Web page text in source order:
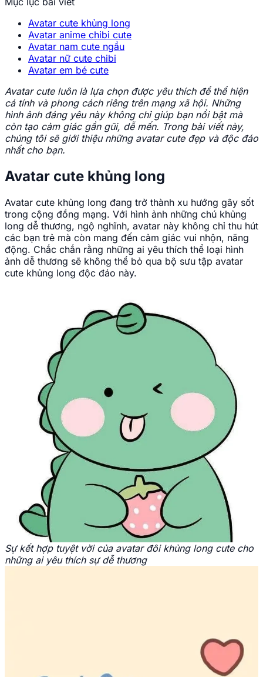
Avatar cute khủng long
Avatar anime chibi cute
Avatar nam cute ngầu
Avatar nữ cute chibi
Avatar em bé cute
Avatar cute luôn là lựa chọn được yêu thích để thể hiện
cá tính và phong cách riêng trên mạng xã hội. Những
hình ảnh đáng yêu này không chỉ giúp bạn nổi bật mà
còn tạo cảm giác gần gũi, dễ mến. Trong bài viết này,
chúng tôi sẽ giới thiệu những avatar cute đẹp và độc đáo
nhất cho bạn.
Avatar cute khủng long
Avatar cute khủng long đang trở thành xu hướng gây sốt
trong cộng đồng mạng. Với hình ảnh những chú khủng
long dễ thương, ngộ nghĩnh, avatar này không chỉ thu hút
các bạn trẻ mà còn mang đến cảm giác vui nhộn, năng
động. Chắc chắn rằng những ai yêu thích thể loại hình
ảnh dễ thương sẽ không thể bỏ qua bộ sưu tập avatar
cute khủng long độc đáo này.
Sự kết hợp tuyệt vời của avatar đôi khủng long cute cho
những ai yêu thích sự dễ thương